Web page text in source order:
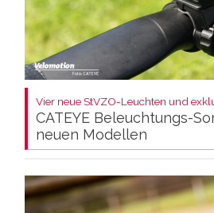
Vier neue StVZO-Leuchten und
CATEYE Beleuchtungs-
neuen Modellen